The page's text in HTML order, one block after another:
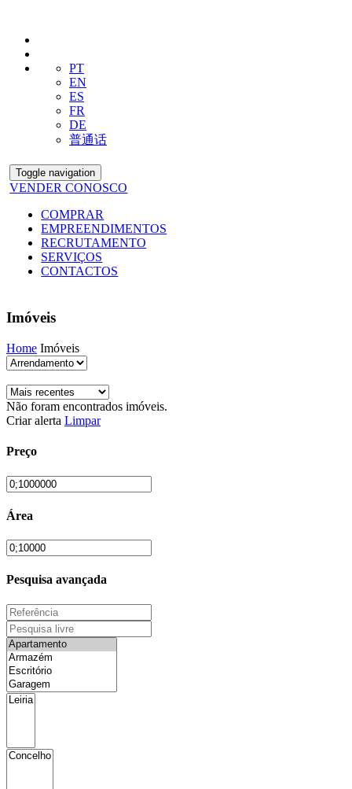
PT
EN
ES
FR
DE
普通话
Toggle navigation
VENDER CONOSCO
COMPRAR
EMPREENDIMENTOS
RECRUTAMENTO
SERVIÇOS
CONTACTOS
Imóveis
Home Imóveis
Não foram encontrados imóveis.
Criar alerta Limpar
Preço
Área
Pesquisa avançada